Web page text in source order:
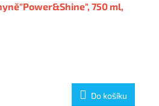
750 ml,
Do košíku